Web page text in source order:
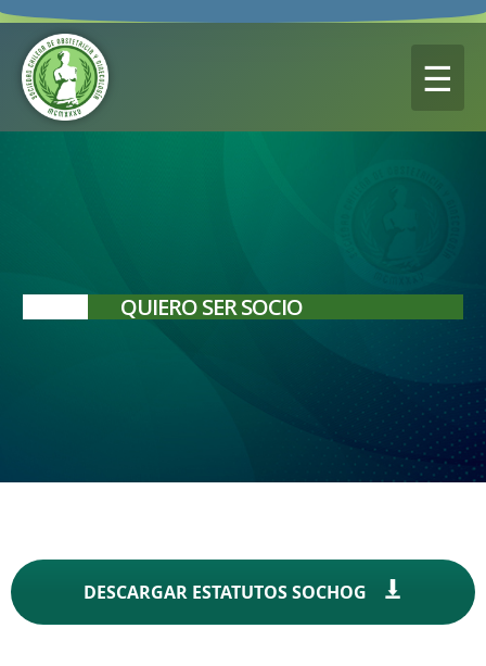
☰
QUIERO SER SOCIO
DESCARGAR ESTATUTOS SOCHOG